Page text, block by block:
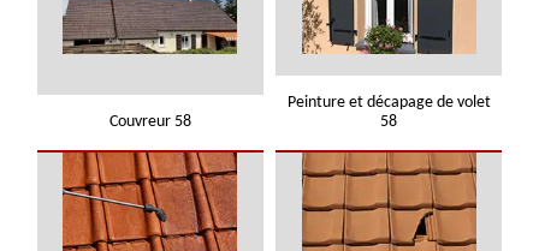
Couvreur 58
Peinture et décapage de volet
58